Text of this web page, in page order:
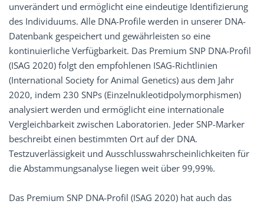
unverändert und ermöglicht eine eindeutige Identifizierung
des Individuums. Alle DNA-Profile werden in unserer DNA-
Datenbank gespeichert und gewährleisten so eine
kontinuierliche Verfügbarkeit. Das Premium SNP DNA-Profil
(ISAG 2020) folgt den empfohlenen ISAG-Richtlinien
(International Society for Animal Genetics) aus dem Jahr
2020, indem 230 SNPs (Einzelnukleotidpolymorphismen)
analysiert werden und ermöglicht eine internationale
Vergleichbarkeit zwischen Laboratorien. Jeder SNP-Marker
beschreibt einen bestimmten Ort auf der DNA.
Testzuverlässigkeit und Ausschlusswahrscheinlichkeiten für
die Abstammungsanalyse liegen weit über 99,99%.
Das Premium SNP DNA-Profil (ISAG 2020) hat auch das